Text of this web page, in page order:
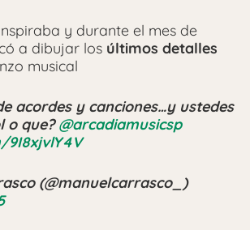
y durante el mes de
a dibujar los últimos detalles
musical
acordes y canciones…y ustedes
o que?@arcadiamusicsp
9I8xjvlY4V
(@manuelcarrasco_)